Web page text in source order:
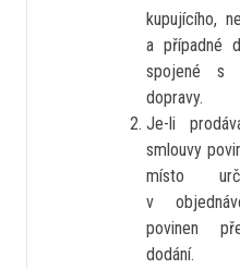
kupujícího,
a případné
spojené s
dopravy.
Je-li
smlouvy
místo
v
povinen
dodání.